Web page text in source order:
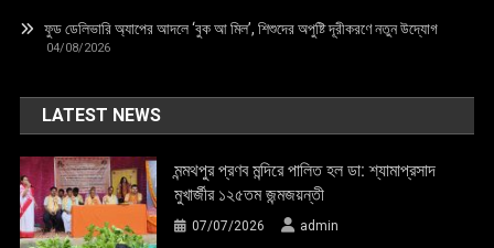
ফুড ডেলিভারি অ্যাপের আদলে ‘বুক আ মিল’, শিশুদের অপুষ্টি দূরীকরণে নতুন উদ্যোগ
04/08/2026
LATEST NEWS
মন্মথপুর প্রণব মন্দিরে পালিত হল ডা: শ্যামাপ্রসাদ
মুখার্জীর ১২৫তম জন্মজয়ন্তী
07/07/2026 admin